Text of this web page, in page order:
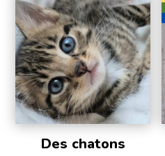
Des chatons